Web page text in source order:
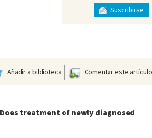
Suscribirse
Añadir a biblioteca Comentar este artículo
treatment of newly diagnosed